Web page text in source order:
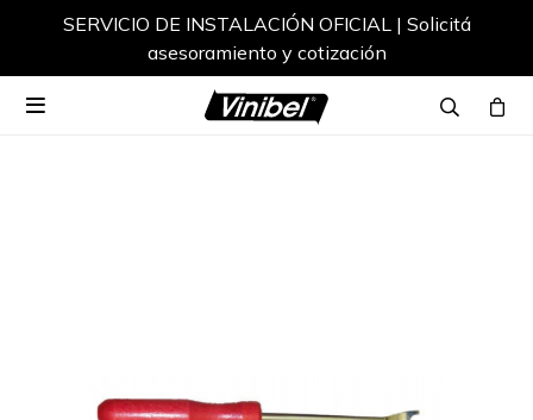
SERVICIO DE INSTALACIÓN OFICIAL | Solicitá
asesoramiento y cotización
